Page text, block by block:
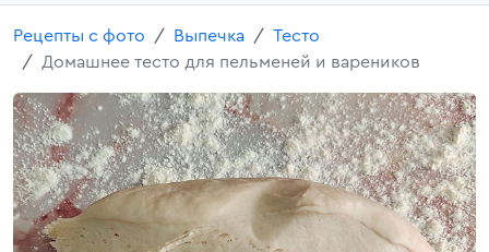
Рецепты с фото Выпечка
Тесто
Домашнее тесто для пельменей и вареников